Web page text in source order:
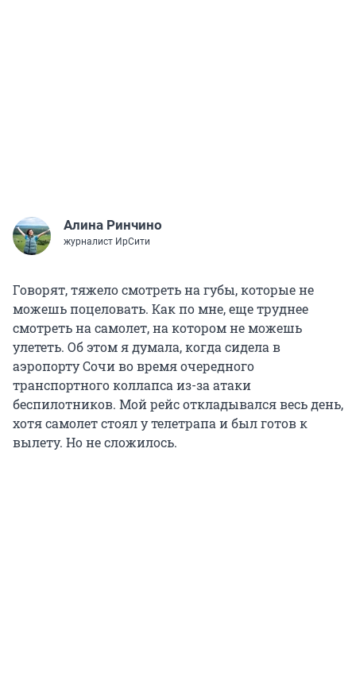
Алина Ринчино
журналист ИрСити
Говорят, тяжело смотреть на губы, которые не
можешь поцеловать. Как по мне, еще труднее
смотреть на самолет, на котором не можешь
улететь. Об этом я думала, когда сидела в
аэропорту Сочи во время очередного
транспортного коллапса из-за атаки
беспилотников. Мой рейс откладывался весь день,
хотя самолет стоял у телетрапа и был готов к
вылету. Но не сложилось.